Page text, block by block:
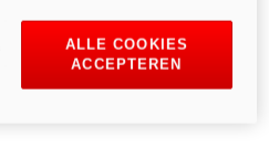
ALLE COOKIES
ACCEPTEREN